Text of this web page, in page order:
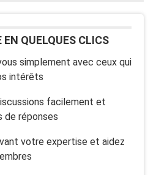
QUELQUES CLICS
simplement avec ceux qui
intérêts
facilement et
de réponses
votre expertise et aidez